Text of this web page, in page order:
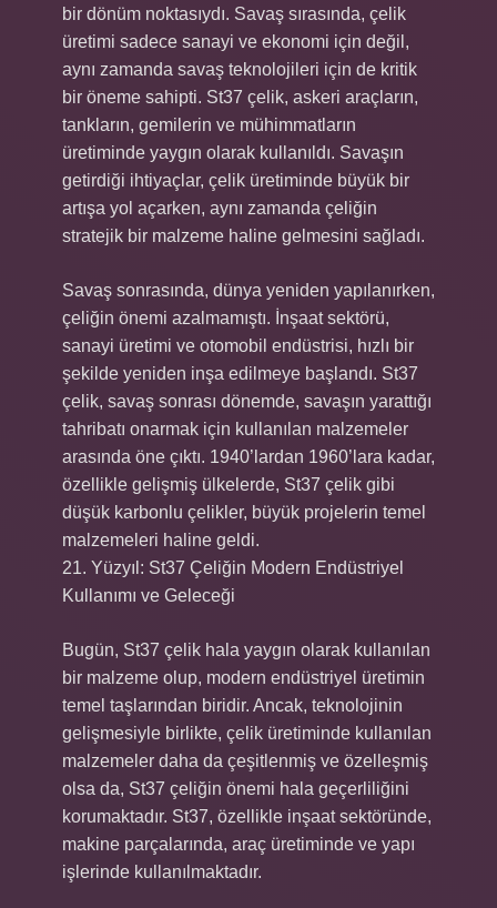
bir dönüm noktasıydı. Savaş sırasında, çelik
üretimi sadece sanayi ve ekonomi için değil,
aynı zamanda savaş teknolojileri için de kritik
bir öneme sahipti. St37 çelik, askeri araçların,
tankların, gemilerin ve mühimmatların
üretiminde yaygın olarak kullanıldı. Savaşın
getirdiği ihtiyaçlar, çelik üretiminde büyük bir
artışa yol açarken, aynı zamanda çeliğin
stratejik bir malzeme haline gelmesini sağladı.
Savaş sonrasında, dünya yeniden yapılanırken,
çeliğin önemi azalmamıştı. İnşaat sektörü,
sanayi üretimi ve otomobil endüstrisi, hızlı bir
şekilde yeniden inşa edilmeye başlandı. St37
çelik, savaş sonrası dönemde, savaşın yarattığı
tahribatı onarmak için kullanılan malzemeler
arasında öne çıktı. 1940’lardan 1960’lara kadar,
özellikle gelişmiş ülkelerde, St37 çelik gibi
düşük karbonlu çelikler, büyük projelerin temel
malzemeleri haline geldi.
21. Yüzyıl: St37 Çeliğin Modern Endüstriyel
Kullanımı ve Geleceği
Bugün, St37 çelik hala yaygın olarak kullanılan
bir malzeme olup, modern endüstriyel üretimin
temel taşlarından biridir. Ancak, teknolojinin
gelişmesiyle birlikte, çelik üretiminde kullanılan
malzemeler daha da çeşitlenmiş ve özelleşmiş
olsa da, St37 çeliğin önemi hala geçerliliğini
korumaktadır. St37, özellikle inşaat sektöründe,
makine parçalarında, araç üretiminde ve yapı
işlerinde kullanılmaktadır.